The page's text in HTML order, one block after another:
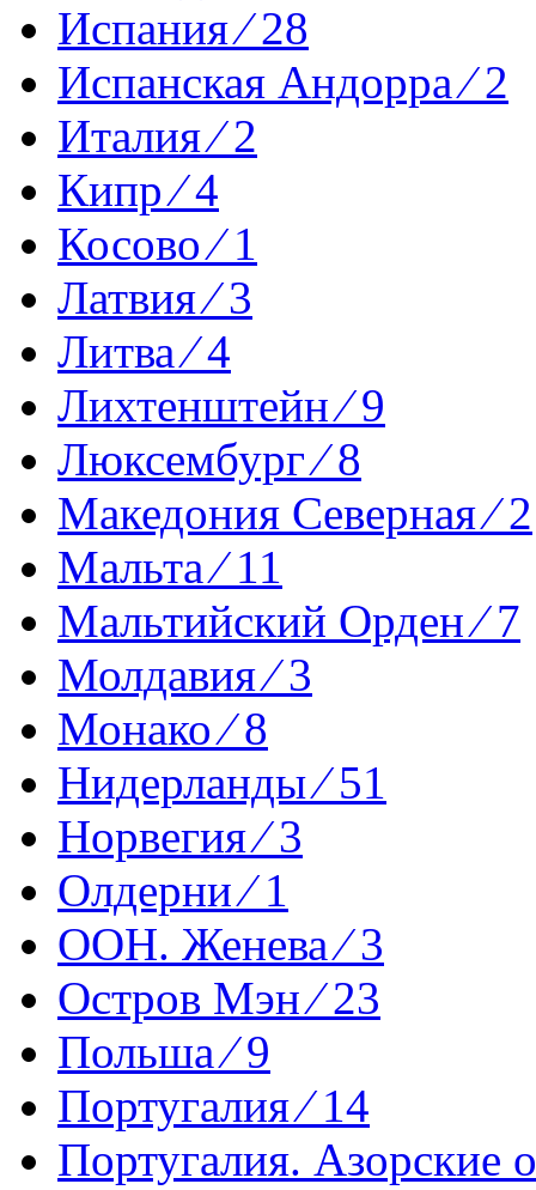
Испания ⁄ 28
Испанская Андорра ⁄ 2
Италия ⁄ 2
Кипр ⁄ 4
Косово ⁄ 1
Латвия ⁄ 3
Литва ⁄ 4
Лихтенштейн ⁄ 9
Люксембург ⁄ 8
Македония Северная ⁄ 2
Мальта ⁄ 11
Мальтийский Орден ⁄ 7
Молдавия ⁄ 3
Монако ⁄ 8
Нидерланды ⁄ 51
Норвегия ⁄ 3
Олдерни ⁄ 1
ООН. Женева ⁄ 3
Остров Мэн ⁄ 23
Польша ⁄ 9
Португалия ⁄ 14
Португалия. Азорские